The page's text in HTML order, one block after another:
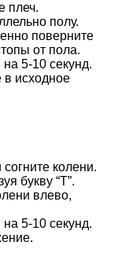
плеч.
полу.
поверните
от пола.
5-10 секунд.
в исходное
колени.
букву “Т”.
влево,
5-10 секунд.